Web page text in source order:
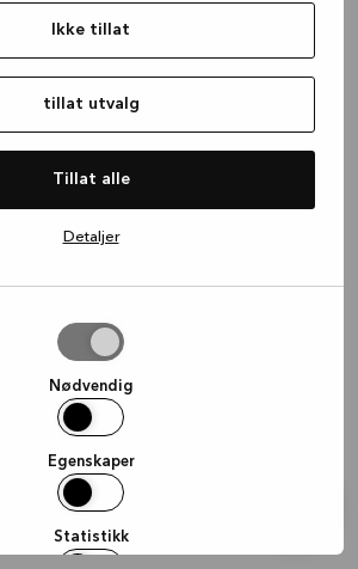
Ikke tillat
tillat utvalg
Tillat alle
Detaljer
Nødvendig
Egenskaper
Statistikk
(see the browser console for more
information).